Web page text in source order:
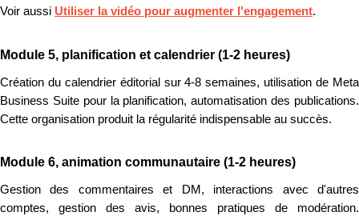
Voir aussi Utiliser la vidéo pour augmenter l'engagement.
Module 5, planification et calendrier (1-2 heures)
Création du calendrier éditorial sur 4-8 semaines, utilisation de Meta
Business Suite pour la planification, automatisation des publications.
Cette organisation produit la régularité indispensable au succès.
Module 6, animation communautaire (1-2 heures)
Gestion des commentaires et DM, interactions avec d'autres
comptes, gestion des avis, bonnes pratiques de modération.